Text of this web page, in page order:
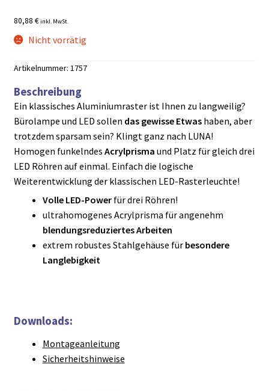
war:
80,88 €inkl. MwSt.
Nicht vorrätig
Artikelnummer: 1757
Beschreibung
Ein klassisches Aluminiumraster ist Ihnen zu langweilig?
Bürolampe und LED sollen das gewisse Etwashaben, aber
trotzdem sparsam sein? Klingt ganz nach LUNA!
Homogen funkelndes Acrylprisma und Platz für gleich drei
LED Röhren auf einmal. Einfach die logische
Weiterentwicklung der klassischen LED-Rasterleuchte!
Volle LED-Powerfür drei Röhren!
ultrahomogenes Acrylprisma für angenehm
blendungsreduziertes Arbeiten
extrem robustes Stahlgehäuse für besondere
Langlebigkeit
Downloads:
Montageanleitung
Sicherheitshinweise